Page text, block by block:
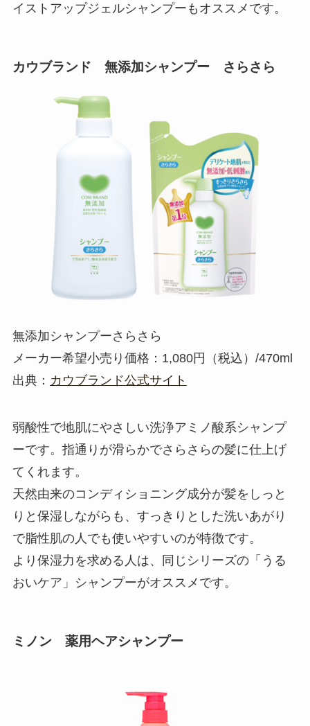
イストアップジェルシャンプーもオススメです。
カウブランド 無添加シャンプー さらさら
無添加シャンプーさらさら
メーカー希望小売り価格：1,080円（税込）/470ml
出典： カウブランド公式サイト
弱酸性で地肌にやさしい洗浄アミノ酸系シャンプ
ーです。指通りが滑らかでさらさらの髪に仕上げ
てくれます。
天然由来のコンディショニング成分が髪をしっと
りと保湿しながらも、すっきりとした洗いあがり
で脂性肌の人でも使いやすいのが特徴です。
より保湿力を求める人は、同じシリーズの「うる
おいケア」シャンプーがオススメです。
ミノン 薬用ヘアシャンプー